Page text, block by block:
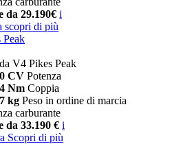
da 29.190€ i
scopri di più
Peak
V4 Pikes Peak
CV Potenza
Nm Coppia
kg Peso in ordine di marcia
carburante
da 33.190 € i
Scopri di più